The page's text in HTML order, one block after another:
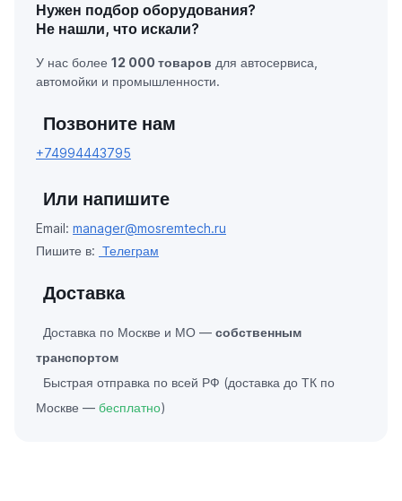
Нужен подбор оборудования?
Не нашли, что искали?
У нас более 12 000 товаров для автосервиса,
автомойки и промышленности.
Позвоните нам
+74994443795
Или напишите
Email: manager@mosremtech.ru
Пишите в: Телеграм
Доставка
Доставка по Москве и МО — собственным
транспортом
Быстрая отправка по всей РФ (доставка до ТК по
Москве — бесплатно)